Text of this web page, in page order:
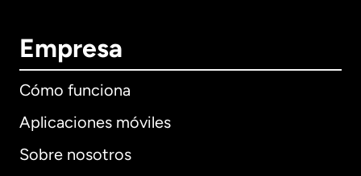
Empresa
Cómo funciona
Aplicaciones móviles
Sobre nosotros